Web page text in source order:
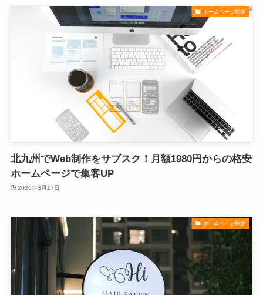
ホームページ制作
北九州でWeb制作をサブスク！月額1980円からの格安
ホームページで集客UP
2026年3月17日
ホームページ制作